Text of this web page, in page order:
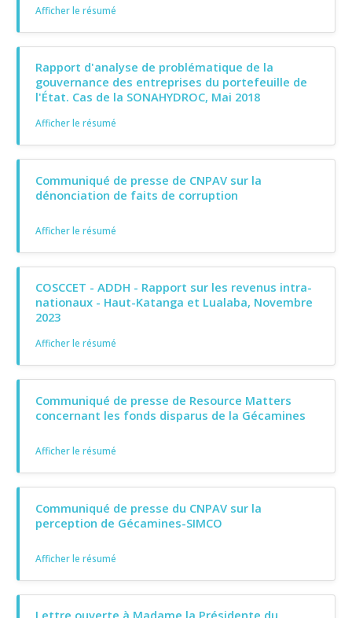
Afficher le résumé
Rapport d'analyse de problématique de la
gouvernance des entreprises du portefeuille de
l'État. Cas de la SONAHYDROC, Mai 2018
Afficher le résumé
Communiqué de presse de CNPAV sur la
dénonciation de faits de corruption
Afficher le résumé
COSCCET - ADDH - Rapport sur les revenus intra-
nationaux - Haut-Katanga et Lualaba, Novembre
2023
Afficher le résumé
Communiqué de presse de Resource Matters
concernant les fonds disparus de la Gécamines
Afficher le résumé
Communiqué de presse du CNPAV sur la
perception de Gécamines-SIMCO
Afficher le résumé